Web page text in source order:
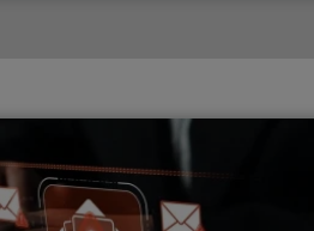
“quishing”, está aumentando y
Analizamos este riesgo y
fundamentales para su detección.